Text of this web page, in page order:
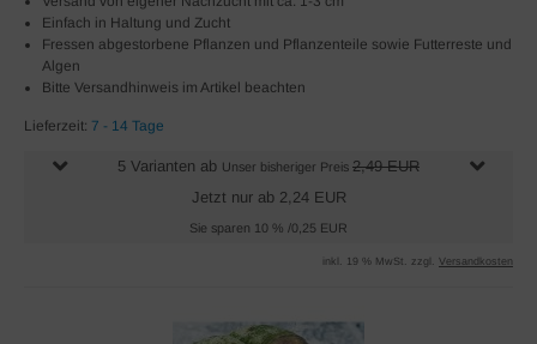
Einfach in Haltung und Zucht
Fressen abgestorbene Pflanzen und Pflanzenteile sowie Futterreste und
Algen
Bitte Versandhinweis im Artikel beachten
Lieferzeit: 7 - 14 Tage
5 Varianten ab Unser bisheriger Preis 2,49 EUR
Jetzt nur ab 2,24 EUR
Sie sparen 10 % /0,25 EUR
inkl. 19 % MwSt. zzgl. Versandkosten